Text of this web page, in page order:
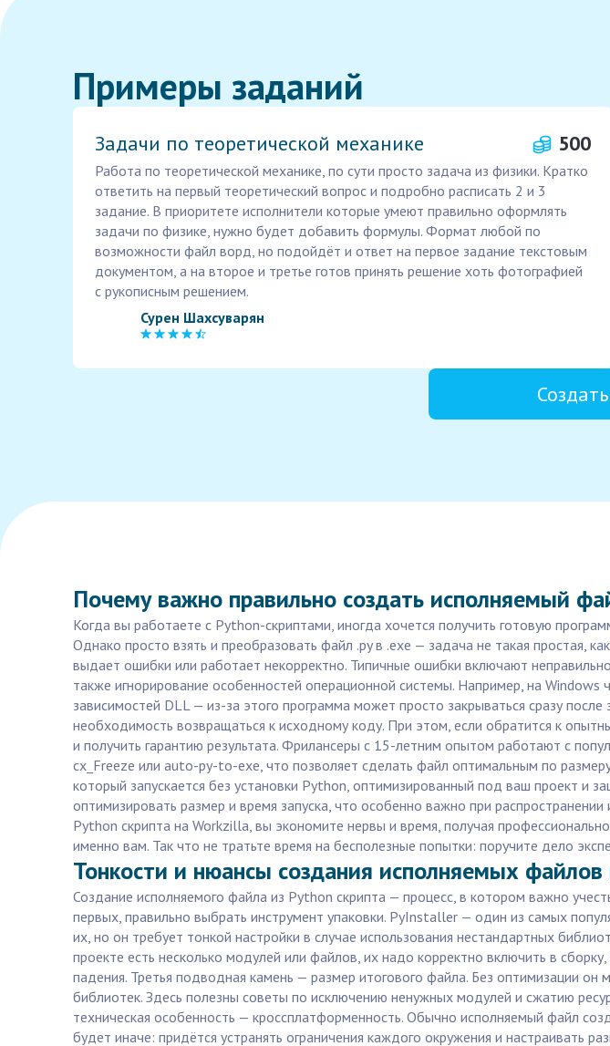
Примеры заданий
Задачи по теоретической механике 500
Работа по теоретической механике, по сути просто задача из физики. Кратко
ответить на первый теоретический вопрос и подробно расписать 2 и 3
задание. В приоритете исполнители которые умеют правильно оформлять
задачи по физике, нужно будет добавить формулы. Формат любой по
возможности файл ворд, но подойдёт и ответ на первое задание текстовым
документом, а на второе и третье готов принять решение хоть фотографией
с рукописным решением.
Сурен Шахсуварян
Почему важно правильно создать исполняемый
Когда вы работаете с Python-скриптами, иногда хочется получить готовую
Однако просто взять и преобразовать файл .py в .exe — задача не такая простая,
выдает ошибки или работает некорректно. Типичные ошибки включают
также игнорирование особенностей операционной системы. Например, на
зависимостей DLL — из-за этого программа может просто закрываться сразу
необходимость возвращаться к исходному коду. При этом, если обратится к
и получить гарантию результата. Фрилансеры с 15-летним опытом работают с
cx_Freeze или auto-py-to-exe, что позволяет сделать файл оптимальным по
который запускается без установки Python, оптимизированный под ваш проект
оптимизировать размер и время запуска, что особенно важно при
Python скрипта на Workzilla, вы экономите нервы и время, получая
именно вам. Так что не тратьте время на бесполезные попытки: поручите дело
Тонкости и нюансы создания исполняемых файлов
Создание исполняемого файла из Python скрипта — процесс, в котором важно
первых, правильно выбрать инструмент упаковки. PyInstaller — один из самых
их, но он требует тонкой настройки в случае использования нестандартных
проекте есть несколько модулей или файлов, их надо корректно включить в
падения. Третья подводная камень — размер итогового файла. Без оптимизации
библиотек. Здесь полезны советы по исключению ненужных модулей и сжатию
техническая особенность — кроссплатформенность. Обычно исполняемый файл
будет иначе: придётся устранять ограничения каждого окружения и настраивать